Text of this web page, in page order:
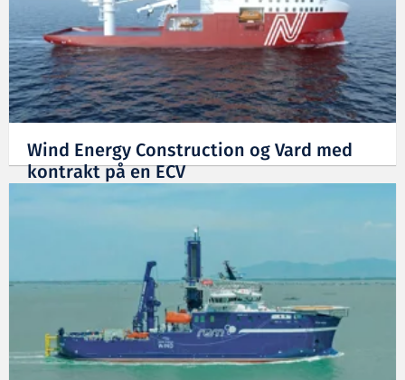
Wind Energy Construction og Vard med
kontrakt på en ECV
02.08.2024